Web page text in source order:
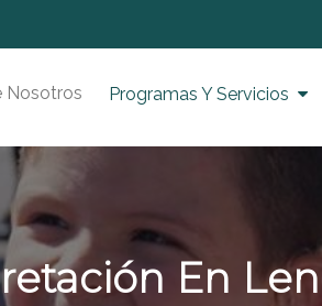
Nosotros Programas Y Servicios
En